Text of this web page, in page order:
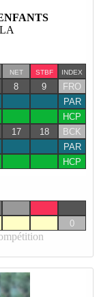
NET STBF INDEX
8 9
FRO
PAR
HCP
17 18
BCK
PAR
HCP
0